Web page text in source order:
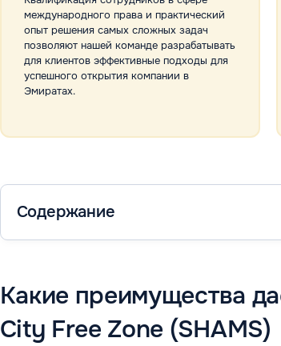
международного права и практический
опыт решения самых сложных задач
позволяют нашей команде разрабатывать
для клиентов эффективные подходы для
успешного открытия компании в
Эмиратах.
Содержание
Какие преимущества
City Free Zone (SHAMS)